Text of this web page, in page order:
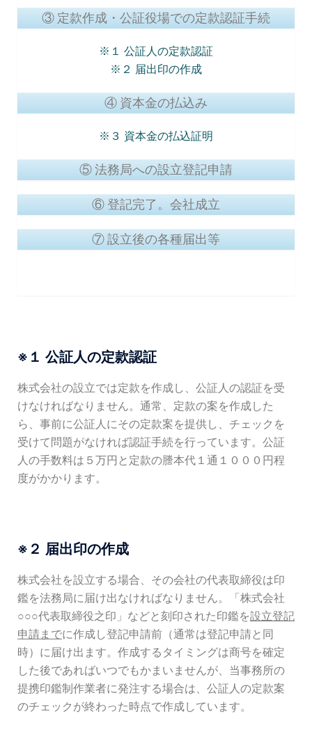
③ 定款作成・公証役場での定款認証手続
※１ 公証人の定款認証
※２ 届出印の作成
④ 資本金の払込み
※３ 資本金の払込証明
⑤ 法務局への設立登記申請
⑥ 登記完了。会社成立
⑦ 設立後の各種届出等
※１ 公証人の定款認証
株式会社の設立では定款を作成し、公証人の認証を受
けなければなりません。通常、定款の案を作成した
ら、事前に公証人にその定款案を提供し、チェックを
受けて問題がなければ認証手続を行っています。公証
人の手数料は５万円と定款の謄本代１通１０００円程
度がかかります。
※２ 届出印の作成
株式会社を設立する場合、その会社の代表取締役は印
鑑を法務局に届け出なければなりません。「株式会社
○○○代表取締役之印」などと刻印された印鑑を設立登記
申請までに作成し登記申請前（通常は登記申請と同
時）に届け出ます。作成するタイミングは商号を確定
した後であればいつでもかまいませんが、当事務所の
提携印鑑制作業者に発注する場合は、公証人の定款案
のチェックが終わった時点で作成しています。